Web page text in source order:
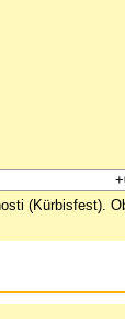
(Kürbisfest).